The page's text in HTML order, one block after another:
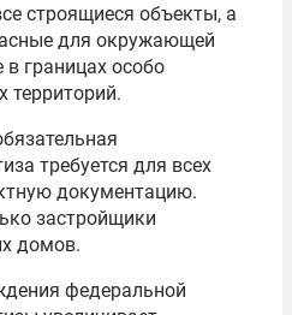
строящиеся объекты, а
для окружающей
границах особо
территорий.
требуется для всех
документацию.
застройщики
домов.
федеральной